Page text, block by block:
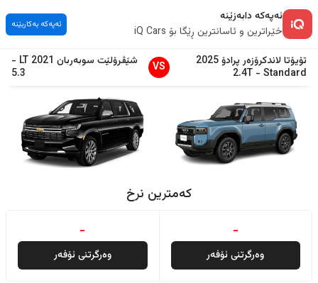
ئەپەکە دابەزێنە
خێراترین و ئاسانترین ڕێگا بۆ iQ Cars
ئەپەکە بەکاربێنە
تۆیۆتالاندكرۆزەر پرادۆ2025
Standard
-
2.4T
VS شێڤرۆلێت سوبەربان 2021
LT
-
5.3
کەمترین نرخ
-
وەرگرتنی ئۆفەر
-
وەرگرتنی ئۆفەر